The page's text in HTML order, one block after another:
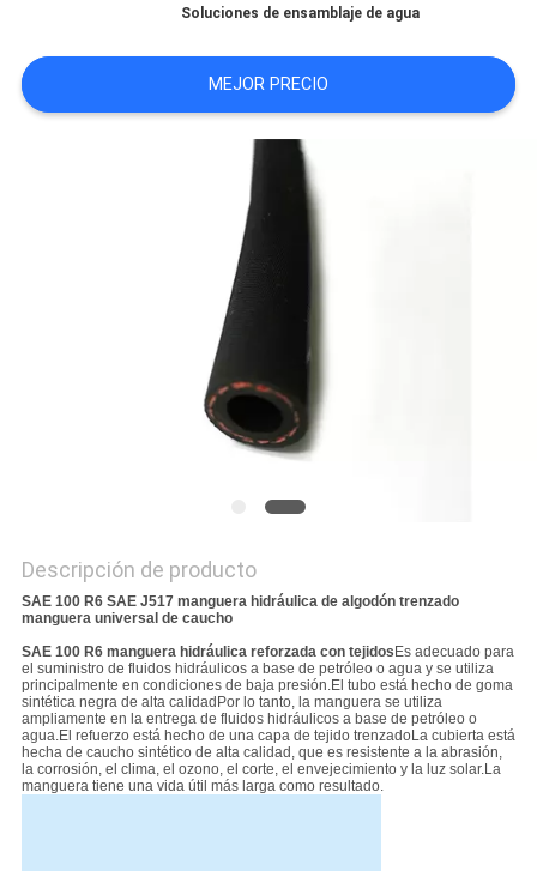
NOTICIAS
PIDA
Soluciones de ensamblaje de agua
MEJOR PRECIO
Descripción de producto
SAE 100 R6 SAE J517 manguera hidráulica de algodón trenzado
manguera universal de caucho
SAE 100 R6 manguera hidráulica reforzada con tejidosEs adecuado para
el suministro de fluidos hidráulicos a base de petróleo o agua y se utiliza
principalmente en condiciones de baja presión.El tubo está hecho de goma
sintética negra de alta calidadPor lo tanto, la manguera se utiliza
ampliamente en la entrega de fluidos hidráulicos a base de petróleo o
agua.El refuerzo está hecho de una capa de tejido trenzadoLa cubierta está
hecha de caucho sintético de alta calidad, que es resistente a la abrasión,
la corrosión, el clima, el ozono, el corte, el envejecimiento y la luz solar.La
manguera tiene una vida útil más larga como resultado.